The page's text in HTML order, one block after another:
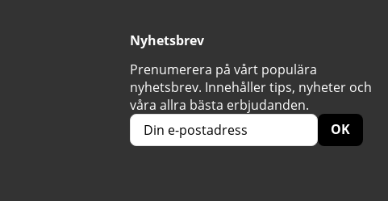
Nyhetsbrev
Prenumerera på vårt populära
nyhetsbrev. Innehåller tips, nyheter och
våra allra bästa erbjudanden.
OK